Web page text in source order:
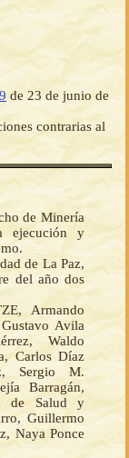
de 23 de junio de
contrarias al
de Minería
ejecución y
de La Paz,
del año dos
Armando
Avila
Waldo
Carlos Díaz
Sergio M.
Barragán,
de Salud y
Guillermo
Naya Ponce